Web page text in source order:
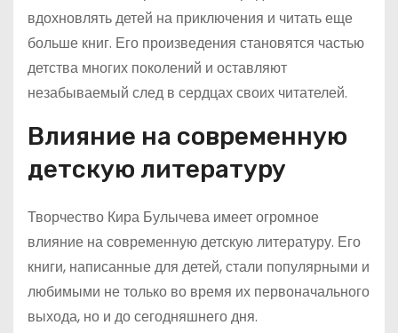
вдохновлять детей на приключения и читать еще
больше книг. Его произведения становятся частью
детства многих поколений и оставляют
незабываемый след в сердцах своих читателей.
Влияние на современную
детскую литературу
Творчество Кира Булычева имеет огромное
влияние на современную детскую литературу. Его
книги, написанные для детей, стали популярными и
любимыми не только во время их первоначального
выхода, но и до сегодняшнего дня.